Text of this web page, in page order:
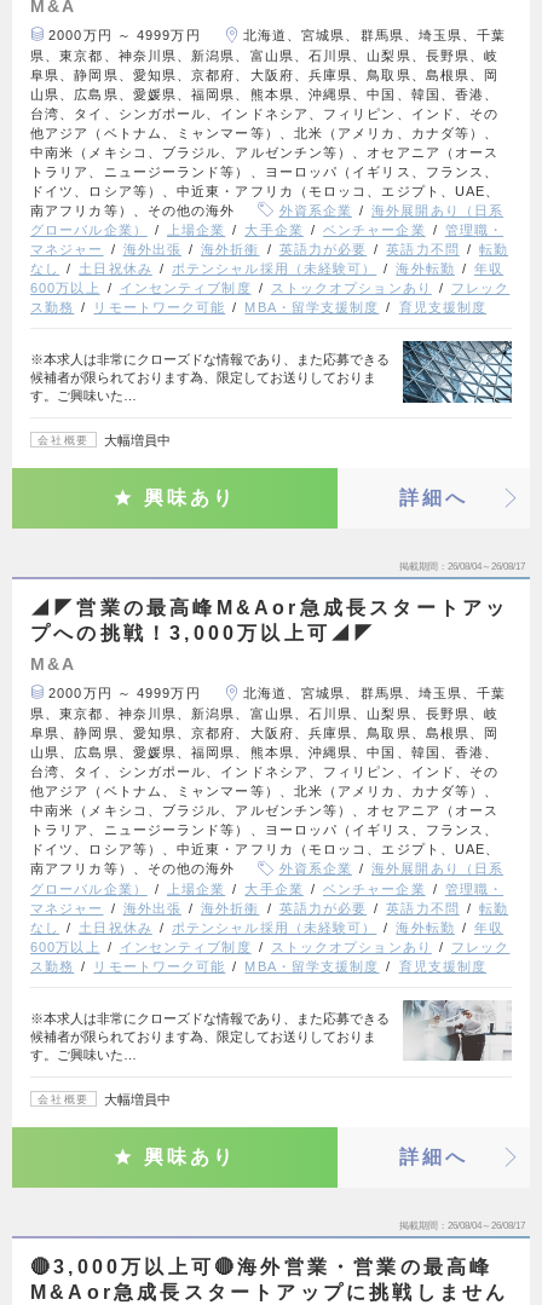
M&A
2000万円 ～ 4999万円
北海道、宮城県、群馬県、埼玉県、千葉
県、東京都、神奈川県、新潟県、富山県、石川県、山梨県、長野県、岐
阜県、静岡県、愛知県、京都府、大阪府、兵庫県、鳥取県、島根県、岡
山県、広島県、愛媛県、福岡県、熊本県、沖縄県、中国、韓国、香港、
台湾、タイ、シンガポール、インドネシア、フィリピン、インド、その
他アジア（ベトナム、ミャンマー等）、北米（アメリカ、カナダ等）、
中南米（メキシコ、ブラジル、アルゼンチン等）、オセアニア（オース
トラリア、ニュージーランド等）、ヨーロッパ（イギリス、フランス、
ドイツ、ロシア等）、中近東・アフリカ（モロッコ、エジプト、UAE、
南アフリカ等）、その他の海外
外資系企業
海外展開あり（日系
グローバル企業）
上場企業 大手企業 ベンチャー企業
管理職・
マネジャー
海外出張 海外折衝 英語力が必要 英語力不問
転勤
なし
土日祝休み ポテンシャル採用（未経験可） 海外転勤
年収
600万以上
インセンティブ制度 ストックオプションあり
フレック
ス勤務
リモートワーク可能 MBA・留学支援制度 育児支援制度
※本求人は非常にクローズドな情報であり、また応募できる
候補者が限られております為、限定してお送りしておりま
す。ご興味いた…
会社概要 大幅増員中
興味あり 詳細へ
掲載期間 26/08/04～26/08/17
◢◤営業の最高峰M&Aor急成長スタートアッ
プへの挑戦！3,000万以上可◢◤
M&A
2000万円 ～ 4999万円
北海道、宮城県、群馬県、埼玉県、千葉
県、東京都、神奈川県、新潟県、富山県、石川県、山梨県、長野県、岐
阜県、静岡県、愛知県、京都府、大阪府、兵庫県、鳥取県、島根県、岡
山県、広島県、愛媛県、福岡県、熊本県、沖縄県、中国、韓国、香港、
台湾、タイ、シンガポール、インドネシア、フィリピン、インド、その
他アジア（ベトナム、ミャンマー等）、北米（アメリカ、カナダ等）、
中南米（メキシコ、ブラジル、アルゼンチン等）、オセアニア（オース
トラリア、ニュージーランド等）、ヨーロッパ（イギリス、フランス、
ドイツ、ロシア等）、中近東・アフリカ（モロッコ、エジプト、UAE、
南アフリカ等）、その他の海外
外資系企業
海外展開あり（日系
グローバル企業）
上場企業 大手企業 ベンチャー企業
管理職・
マネジャー
海外出張 海外折衝 英語力が必要 英語力不問
転勤
なし
土日祝休み ポテンシャル採用（未経験可） 海外転勤
年収
600万以上
インセンティブ制度 ストックオプションあり
フレック
ス勤務
リモートワーク可能 MBA・留学支援制度 育児支援制度
※本求人は非常にクローズドな情報であり、また応募できる
候補者が限られております為、限定してお送りしておりま
す。ご興味いた…
会社概要 大幅増員中
興味あり 詳細へ
掲載期間 26/08/04～26/08/17
🔴3,000万以上可🔴海外営業・営業の最高峰
M&Aor急成長スタートアップに挑戦しません